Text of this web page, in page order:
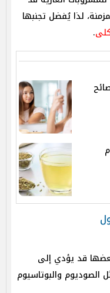
لذا يُفضل تجنبها
.
قد يؤدي إلى
الصوديوم والبوتاسيوم